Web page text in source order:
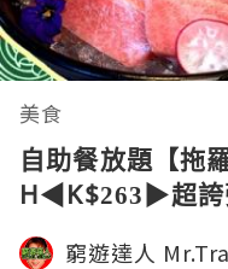
美食
自助餐放題【拖
H◀︎K$263▶︎超誇
食任飲｜香港美
窮遊達人